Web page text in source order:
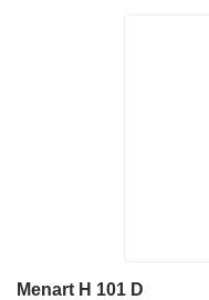
Menart H 101 D